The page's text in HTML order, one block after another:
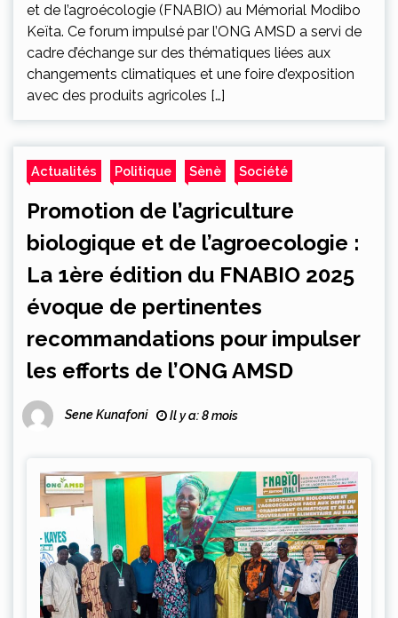
et de l’agroécologie (FNABIO) au Mémorial Modibo
Keïta. Ce forum impulsé par l’ONG AMSD a servi de
cadre d’échange sur des thématiques liées aux
changements climatiques et une foire d’exposition
avec des produits agricoles […]
Actualités Politique Sènè Société
Promotion de l’agriculture
biologique et de l’agroecologie :
La 1ère édition du FNABIO 2025
évoque de pertinentes
recommandations pour impulser
les efforts de l’ONG AMSD
Sene Kunafoni Il y a: 8 mois